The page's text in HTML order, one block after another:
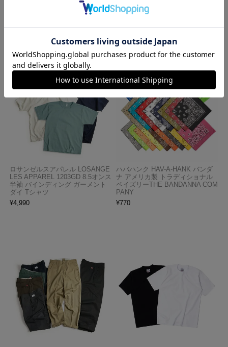
ロサンゼルスアパレル LOSANGE
LES APPAREL 1809GD 6.5オンス
ャツ
キャンバー CAMBER 302 マック
スウェイト 半袖 ポケット Tシャ
ロサンゼルスアパレル LOSANGE
LES APPAREL 1203GD 8.5オンス
半袖 バインディング ガーメント
ダイ Tシャツ
¥4,990
ハバハンク HAV-A-HANK バンダ
ナ アメリカ製 トラディショナル
ペイズリーTHE BANDANNA COM
PANY
¥770